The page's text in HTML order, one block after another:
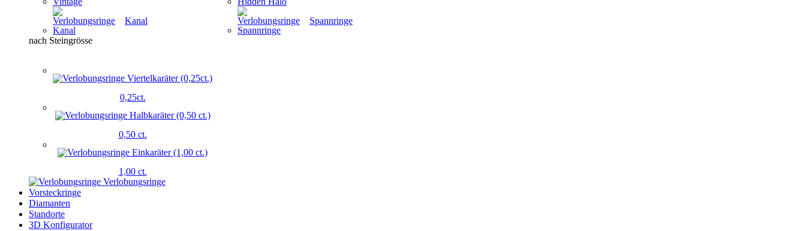
Kanal
Spannringe
nach Steingrösse
0,25ct.
0,50 ct.
1,00 ct.
Verlobungsringe
Vorsteckringe
Diamanten
Standorte
3D Konfigurator